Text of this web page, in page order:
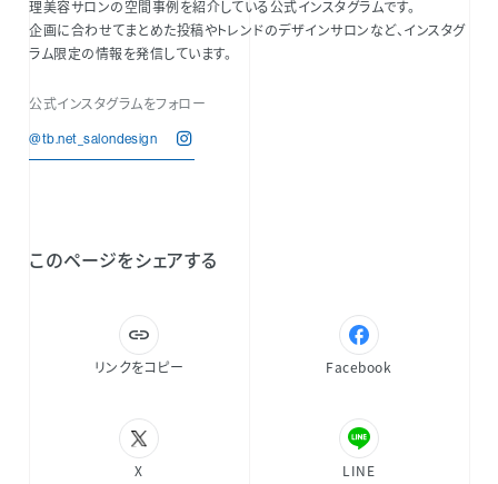
理美容サロンの空間事例を紹介している公式インスタグラムです。
企画に合わせてまとめた投稿やトレンドのデザインサロンなど、インスタグ
ラム限定の情報を発信しています。
公式インスタグラムをフォロー
@tb.net_salondesign
このページをシェアする
リンクをコピー Facebook
X LINE